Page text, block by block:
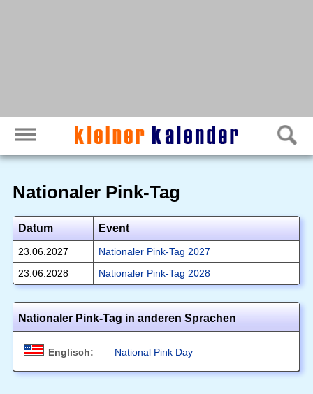
Nationaler Pink-Tag
Datum Event
23.06.2027
Nationaler Pink-Tag 2027
23.06.2028
Nationaler Pink-Tag 2028
Nationaler Pink-Tag in anderen Sprachen
Englisch: National Pink Day